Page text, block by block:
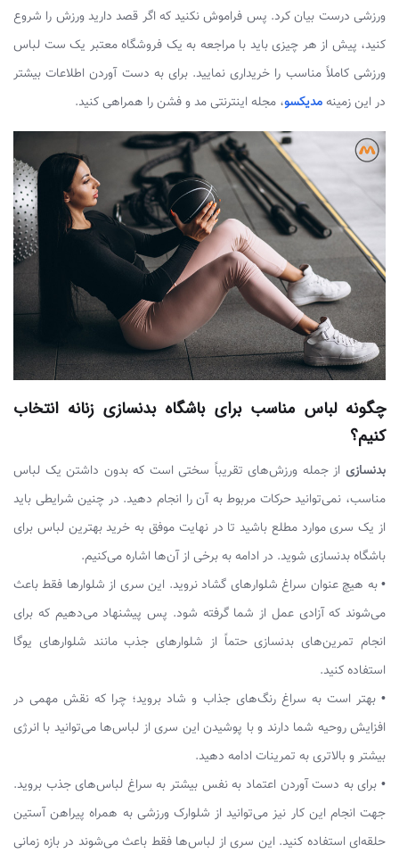
ورزشی درست بیان کرد. پس فراموش نکنید که اگر قصد دارید ورزش را شروع
کنید، پیش از هر چیزی باید با مراجعه به یک فروشگاه معتبر یک ست لباس
ورزشی کاملاً مناسب را خریداری نمایید. برای به دست آوردن اطلاعات بیشتر
در این زمینهمدیکسو، مجله اینترنتی مد و فشن را همراهی کنید.
چگونه لباس مناسب برای باشگاه بدنسازی زنانه انتخاب
کنیم؟
بدنسازی از جمله ورزش‌های تقریباً سختی است که بدون داشتن یک لباس
مناسب، نمی‌توانید حرکات مربوط به آن را انجام دهید. در چنین شرایطی باید
از یک سری موارد مطلع باشید تا در نهایت موفق به خرید بهترین لباس برای
باشگاه بدنسازی شوید. در ادامه به برخی از آن‌ها اشاره می‌کنیم.
• به هیچ عنوان سراغ شلوارهای گشاد نروید. این سری از شلوارها فقط باعث
می‌شوند که آزادی عمل از شما گرفته شود. پس پیشنهاد می‌دهیم که برای
انجام تمرین‌های بدنسازی حتماً از شلوارهای جذب مانند شلوارهای یوگا
استفاده کنید.
• بهتر است به سراغ رنگ‌های جذاب و شاد بروید؛ چرا که نقش مهمی در
افزایش روحیه شما دارند و با پوشیدن این سری از لباس‌ها می‌توانید با انرژی
بیشتر و بالاتری به تمرینات ادامه دهید.
• برای به دست آوردن اعتماد به نفس بیشتر به سراغ لباس‌های جذب بروید.
جهت انجام این کار نیز می‌توانید از شلوارک ورزشی به همراه پیراهن آستین
حلقه‌ای استفاده کنید. این سری از لباس‌ها فقط باعث می‌شوند در بازه زمانی